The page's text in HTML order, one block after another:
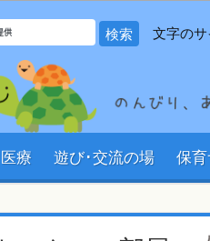
検索フォーム 文字のサ
療 遊び･交流の場 保育